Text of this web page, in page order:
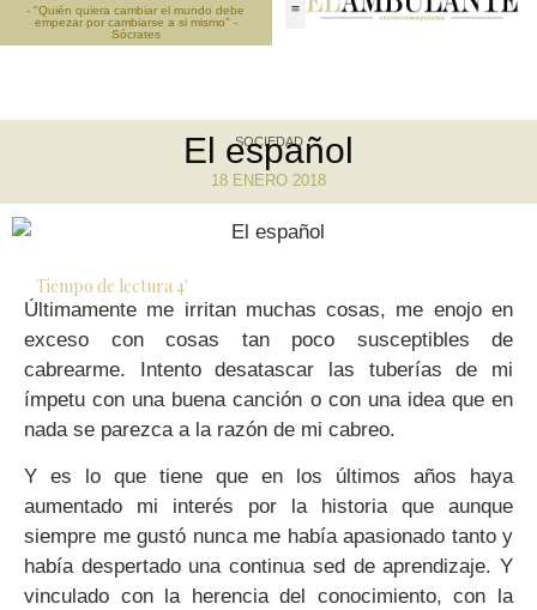
- "Quién quiera cambiar el mundo debe
empezar por cambiarse a si mismo" -
Sócrates
SOCIEDAD
El español
18 ENERO 2018
Tiempo de lectura4'
Últimamente me irritan muchas cosas, me enojo en
exceso con cosas tan poco susceptibles de
cabrearme. Intento desatascar las tuberías de mi
ímpetu con una buena canción o con una idea que en
nada se parezca a la razón de mi cabreo.
Y es lo que tiene que en los últimos años haya
aumentado mi interés por la historia que aunque
siempre me gustó nunca me había apasionado tanto y
había despertado una continua sed de aprendizaje. Y
vinculado con la herencia del conocimiento, con la